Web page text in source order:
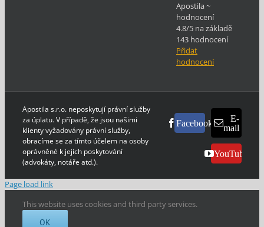
Apostila~
hodnocení
4.8/5 na základě
143 hodnocení
Přidat
hodnocení
Apostila s.r.o. neposkytují právní služby
za úplatu. V případě, že jsou našimi
klienty vyžadovány právní služby,
obracíme se za tímto účelem na osoby
oprávněné k jejich poskytování
(advokáty, notáře atd.).
Facebook
E-
mail
YouTube
Page load link
This website uses cookies and third party services.
OK